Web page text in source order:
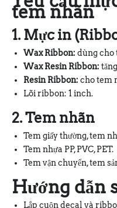
tem nhãn
1. Mực in
Wax Ribbon: dùng cho
Wax Resin Ribbon:
Resin Ribbon: cho tem
Lõi ribbon: 1 inch.
2. Tem nhãn
Tem giấy thường, tem
Tem nhựa PP, PVC, PET.
Tem vận chuyển, tem
Hướng dẫn
Lắp cuộn decal và